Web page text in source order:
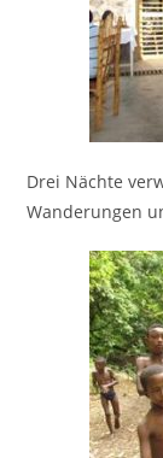
Drei Nächte
Wanderungen